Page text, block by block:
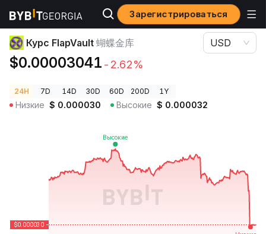
Зарегистрироваться
Цены криптовалют Курс FlapVault 蝴蝶金库
Курс FlapVault 蝴蝶金库
$0.00003041 -2.62%
USD
24H 7D 14D 30D 60D 200D 1Y
Низкие $ 0.000030 Высокие $ 0.000032